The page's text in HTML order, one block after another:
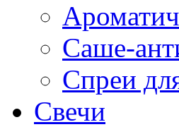
Саше-
Спреи
Свечи